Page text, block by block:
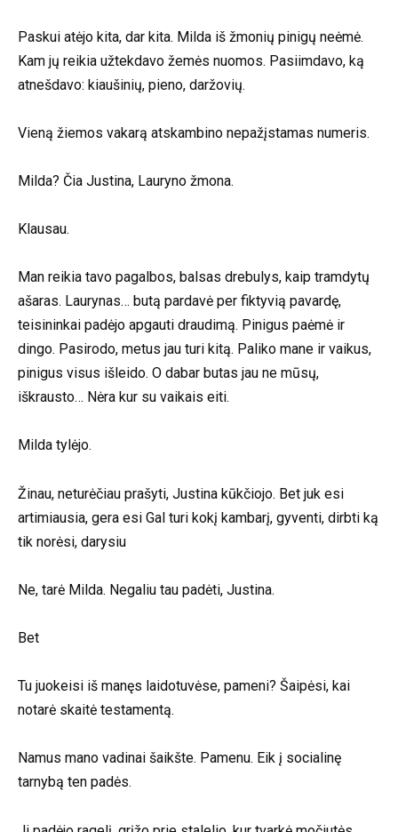
Paskui atėjo kita, dar kita. Milda iš žmonių pinigų neėmė.
Kam jų reikia užtekdavo žemės nuomos. Pasiimdavo, ką
atnešdavo: kiaušinių, pieno, daržovių.
Vieną žiemos vakarą atskambino nepažįstamas numeris.
Milda? Čia Justina, Lauryno žmona.
Klausau.
Man reikia tavo pagalbos, balsas drebulys, kaip tramdytų
ašaras. Laurynas… butą pardavė per fiktyvią pavardę,
teisininkai padėjo apgauti draudimą. Pinigus paėmė ir
dingo. Pasirodo, metus jau turi kitą. Paliko mane ir vaikus,
pinigus visus išleido. O dabar butas jau ne mūsų,
iškrausto… Nėra kur su vaikais eiti.
Milda tylėjo.
Žinau, neturėčiau prašyti, Justina kūkčiojo. Bet juk esi
artimiausia, gera esi Gal turi kokį kambarį, gyventi, dirbti ką
tik norėsi, darysiu
Ne, tarė Milda. Negaliu tau padėti, Justina.
Bet
Tu juokeisi iš manęs laidotuvėse, pameni? Šaipėsi, kai
notarė skaitė testamentą.
Namus mano vadinai šaikšte. Pamenu. Eik į socialinę
tarnybą ten padės.